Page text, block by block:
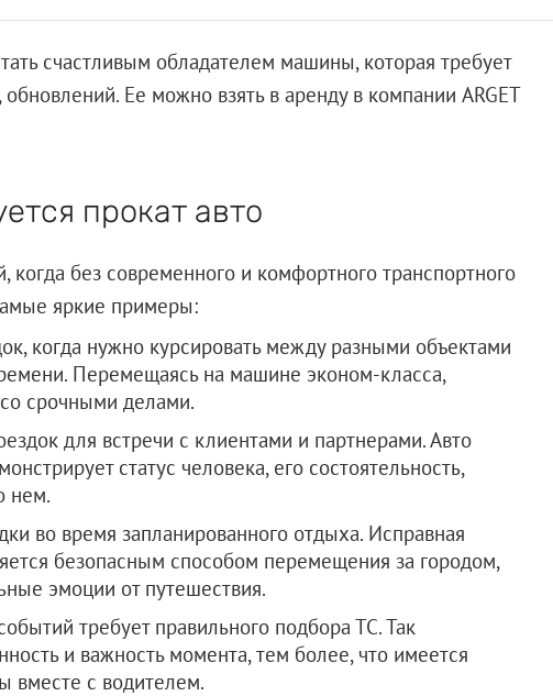
счастливым обладателем машины, которая требует
Ее можно взять в аренду в компании ARGET
прокат авто
когда без современного и комфортного транспортного
яркие примеры:
когда нужно курсировать между разными объектами
Перемещаясь на машине эконом-класса,
срочными делами.
для встречи с клиентами и партнерами. Авто
статус человека, его состоятельность,
нем.
во время запланированного отдыха. Исправная
безопасным способом перемещения за городом,
эмоции от путешествия.
требует правильного подбора ТС. Так
и важность момента, тем более, что имеется
вместе с водителем.